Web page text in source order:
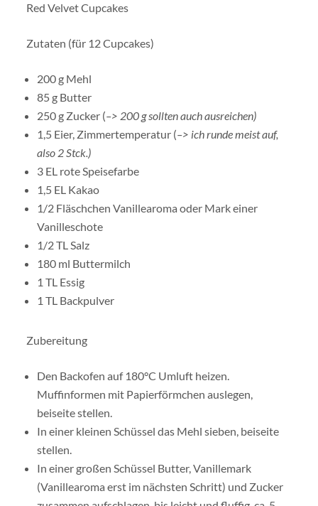
Red Velvet Cupcakes
Zutaten (für 12 Cupcakes)
200 g Mehl
85 g Butter
250 g Zucker (–> 200 g sollten auch ausreichen)
1,5 Eier, Zimmertemperatur (–> ich runde meist auf,
also 2 Stck.)
3 EL rote Speisefarbe
1,5 EL Kakao
1/2 Fläschchen Vanillearoma oder Mark einer
Vanilleschote
1/2 TL Salz
180 ml Buttermilch
1 TL Essig
1 TL Backpulver
Zubereitung
Den Backofen auf 180°C Umluft heizen.
Muffinformen mit Papierförmchen auslegen,
beiseite stellen.
In einer kleinen Schüssel das Mehl sieben, beiseite
stellen.
In einer großen Schüssel Butter, Vanillemark
(Vanillearoma erst im nächsten Schritt) und Zucker